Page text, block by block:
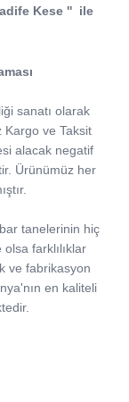
Kese '' ile
sanatı olarak
Kargo ve Taksit
alacak negatif
Ürünümüz her
tanelerinin hiç
farklılıklar
ve fabrikasyon
en kaliteli